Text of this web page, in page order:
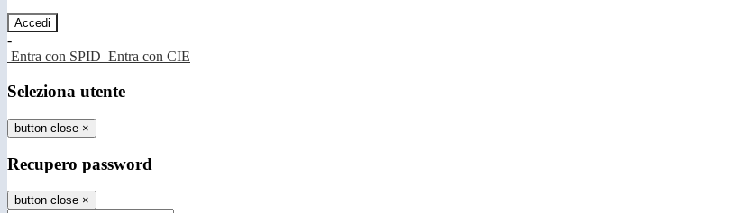
-
Entra con SPID Entra con CIE
Seleziona utente
button close ×
Recupero password
button close ×